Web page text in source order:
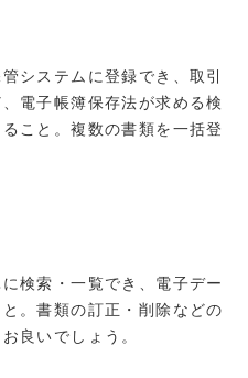
システムに登録でき、取引
電子帳簿保存法が求める検
こと。複数の書類を一括登
検索・一覧でき、電子デー
。書類の訂正・削除などの
良いでしょう。